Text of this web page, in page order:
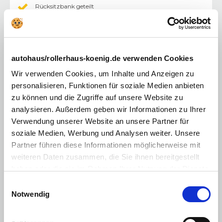
autohaus/rollerhaus-koenig.de verwenden Cookies
Wir verwenden Cookies, um Inhalte und Anzeigen zu
personalisieren, Funktionen für soziale Medien anbieten
zu können und die Zugriffe auf unsere Website zu
analysieren. Außerdem geben wir Informationen zu Ihrer
Verwendung unserer Website an unsere Partner für
soziale Medien, Werbung und Analysen weiter. Unsere
Partner führen diese Informationen möglicherweise mit
weiteren Daten zusammen, die Sie ihnen bereitgestellt
Cookies, wenn Sie unsere Webseite weiterhin nutzen.
Notwendig
Rücksitzbank geteilt
Nichtraucherfahrzeug
Zentralverriegelung mit Fernbedienung
Multimedia
Radio/Tuner
Navigationssystem
AUX-In Anschluss
Bluetooth Freisprecheinrichtung
Radio/MP3